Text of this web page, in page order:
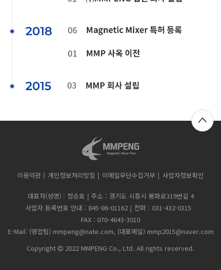
이용약관 개인정보처리방침 이메일무단수집거부 사업자정보확인
대표자(성명) : 정승호
주소 : 경기도 시흥시 봉화로319번길 4
사업자 등록번호 안내 : 845-86-01162
전화 : 031-432-0315
FAX : 070-4643-3010
E-Mail: (영업팀) mmpeng@nate.com, (대표메일) mmp2015@naver.com
Copyright
2022 MMPENG Co., Ltd. All rights reserved.